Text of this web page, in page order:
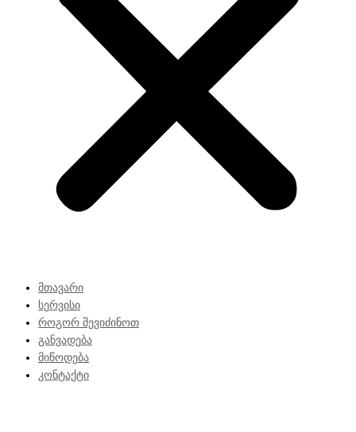
მთავარი
სერვისი
როგორ შევიძინოთ
განვადება
მიწოდება
კონტაქტი